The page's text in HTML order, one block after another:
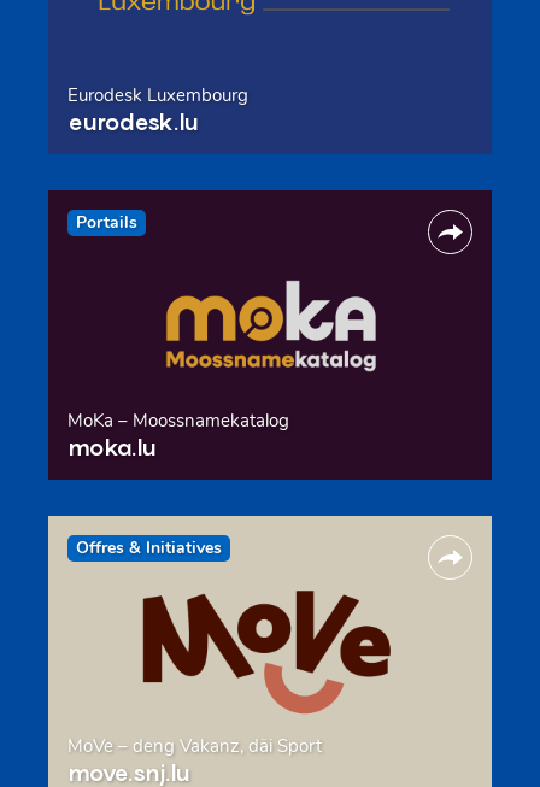
Eurodesk Luxembourg
eurodesk.lu
Portails
MoKa – Moossnamekatalog
moka.lu
Offres & Initiatives
MoVe – deng Vakanz, däi Sport
move.snj.lu